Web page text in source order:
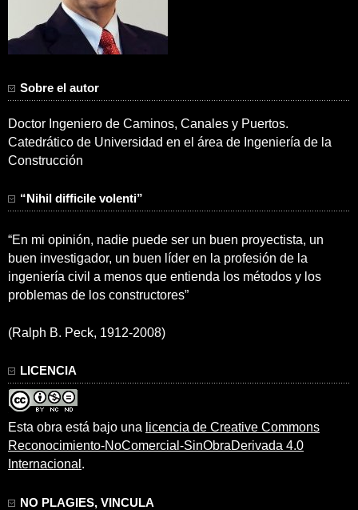
Sobre el autor
Doctor Ingeniero de Caminos, Canales y Puertos.
Catedrático de Universidad en el área de Ingeniería de la
Construcción
“Nihil difficile volenti”
“En mi opinión, nadie puede ser un buen proyectista, un
buen investigador, un buen líder en la profesión de la
ingeniería civil a menos que entienda los métodos y los
problemas de los constructores”
(Ralph B. Peck, 1912-2008)
LICENCIA
Esta obra está bajo una licencia de Creative Commons
Reconocimiento-NoComercial-SinObraDerivada 4.0
Internacional .
NO PLAGIES, VINCULA